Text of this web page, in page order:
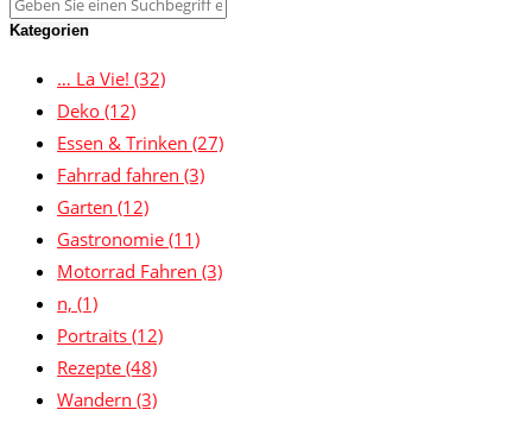
Kategorien
… La Vie! (32)
Deko (12)
Essen & Trinken (27)
Fahrrad fahren (3)
Garten (12)
Gastronomie (11)
Motorrad Fahren (3)
n, (1)
Portraits (12)
Rezepte (48)
Wandern (3)